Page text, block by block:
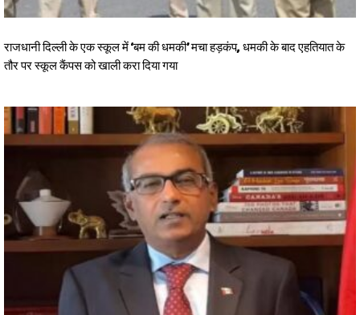
राजधानी दिल्ली के एक स्कूल में ‘बम की धमकी’ मचा हड़कंप, धमकी के बाद एहतियात के
तौर पर स्कूल कैंपस को खाली करा दिया गया